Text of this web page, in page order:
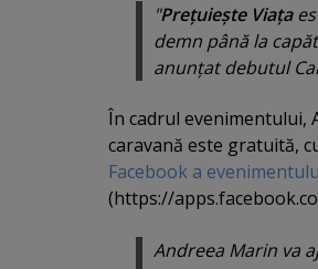
"Preţuieşte Viaţa
demn până la
anunţat debutul
În cadrul evenimentului,
caravană este gratuită,
Facebook a
(https://
Andreea Marin va